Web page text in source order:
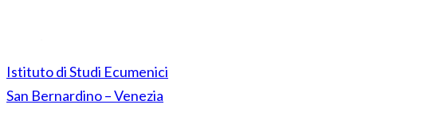
Istituto di Studi Ecumenici
San Bernardino – Venezia